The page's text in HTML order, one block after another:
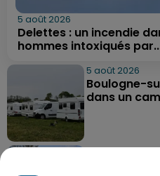
5 août 2026
Delettes : un incendie
hommes intoxiqués
5 août 2026
Boulogne-
dans un
5 août 2026
Berck :